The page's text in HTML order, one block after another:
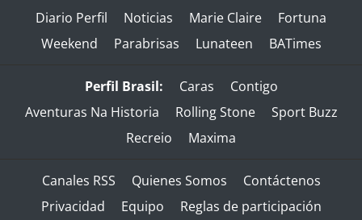
Diario Perfil Noticias Marie Claire
Fortuna
Weekend
Parabrisas Lunateen BATimes
Perfil Brasil: Caras
Contigo
Aventuras Na Historia
Rolling Stone
Sport Buzz
Recreio
Maxima
Canales RSS Quienes Somos
Contáctenos
Privacidad
Equipo Reglas de participación